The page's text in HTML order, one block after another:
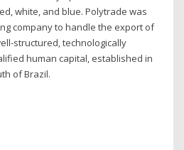
white, and blue. Polytrade was
company to handle the export of
structured, technologically
human capital, established in
of Brazil.